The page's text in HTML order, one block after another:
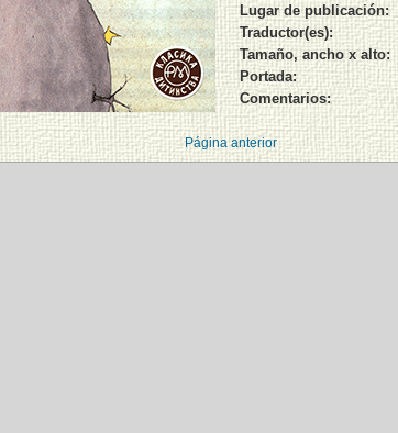
Lugar de publicación:
Traductor(es):
Tamaño, ancho x alto:
Portada:
Comentarios:
Página anterior